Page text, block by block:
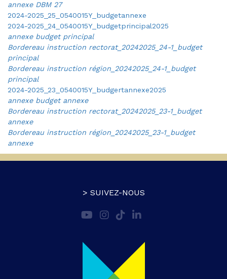
annexe DBM 27
2024-2025_25_0540015Y_budgetannexe
2024-2025_24_0540015Y_budgetprincipal2025
annexe budget principal
Bordereau instruction rectorat_20242025_24-1_budget
principal
Bordereau instruction région_20242025_24-1_budget
principal
2024-2025_23_0540015Y_budgertannexe2025
annexe budget annexe
Bordereau instruction rectorat_20242025_23-1_budget
annexe
Bordereau instruction région_20242025_23-1_budget
annexe
> SUIVEZ-NOUS